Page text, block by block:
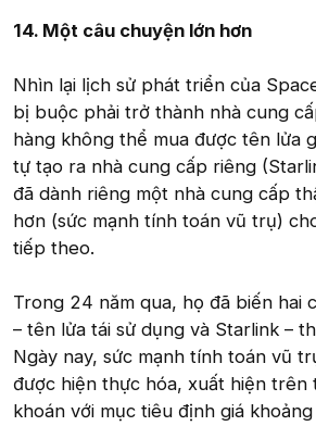
14. Một câu chuyện lớn hơn
Nhìn lại lịch sử phát triển của
bị buộc phải trở thành nhà cung
hàng không thể mua được tên lửa
tự tạo ra nhà cung cấp riêng
đã dành riêng một nhà cung cấp
hơn (sức mạnh tính toán vũ trụ)
tiếp theo.
Trong 24 năm qua, họ đã biến hai
– tên lửa tái sử dụng và Starlink –
Ngày nay, sức mạnh tính toán vũ
được hiện thực hóa, xuất hiện
khoán với mục tiêu định giá